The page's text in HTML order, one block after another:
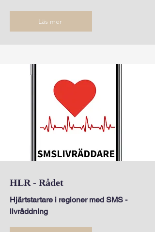
Läs mer
HLR - Rådet
Hjärtstartare i regioner med SMS -
livräddning